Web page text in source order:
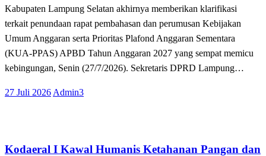
Kabupaten Lampung Selatan akhirnya memberikan klarifikasi
terkait penundaan rapat pembahasan dan perumusan Kebijakan
Umum Anggaran serta Prioritas Plafond Anggaran Sementara
(KUA-PPAS) APBD Tahun Anggaran 2027 yang sempat memicu
kebingungan, Senin (27/7/2026). Sekretaris DPRD Lampung…
Posted
27 Juli 2026 Admin3
Kodaeral I Kawal Humanis Ketahanan Pangan dan